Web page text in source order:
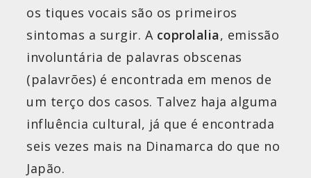
os tiques vocais são os primeiros
sintomas a surgir. A coprolalia, emissão
involuntária de palavras obscenas
(palavrões) é encontrada em menos de
um terço dos casos. Talvez haja alguma
influência cultural, já que é encontrada
seis vezes mais na Dinamarca do que no
Japão.